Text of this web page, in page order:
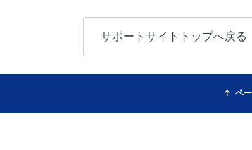
サポートサイトトップへ戻る
ペ